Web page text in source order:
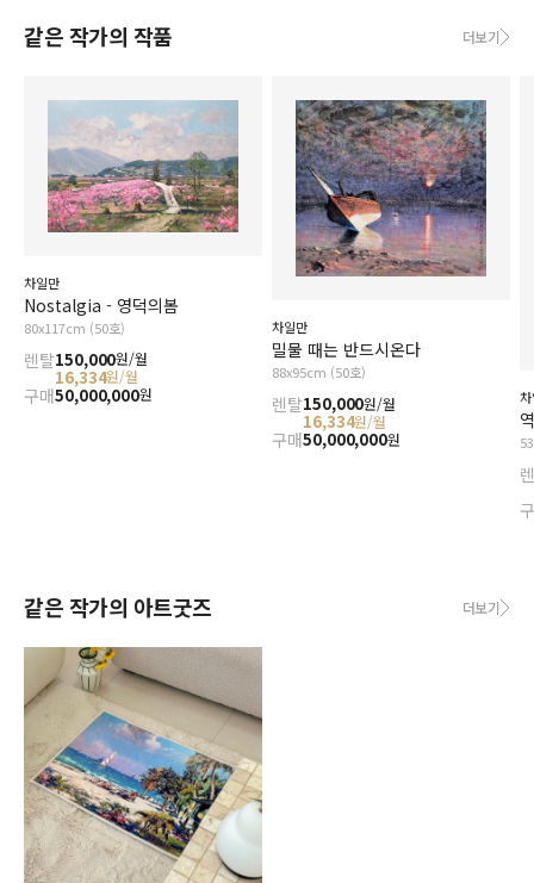
같은 작가의 작품 더보기
차일만
Nostalgia - 영덕의봄
80x117cm (50호)
렌탈150,000원/월
16,334원/월
구매50,000,000원
차일만
밀물 때는 반드시온다
88x95cm (50호)
렌탈150,000원/월
16,334원/월
구매50,000,000원
같은 작가의 아트굿즈 더보기